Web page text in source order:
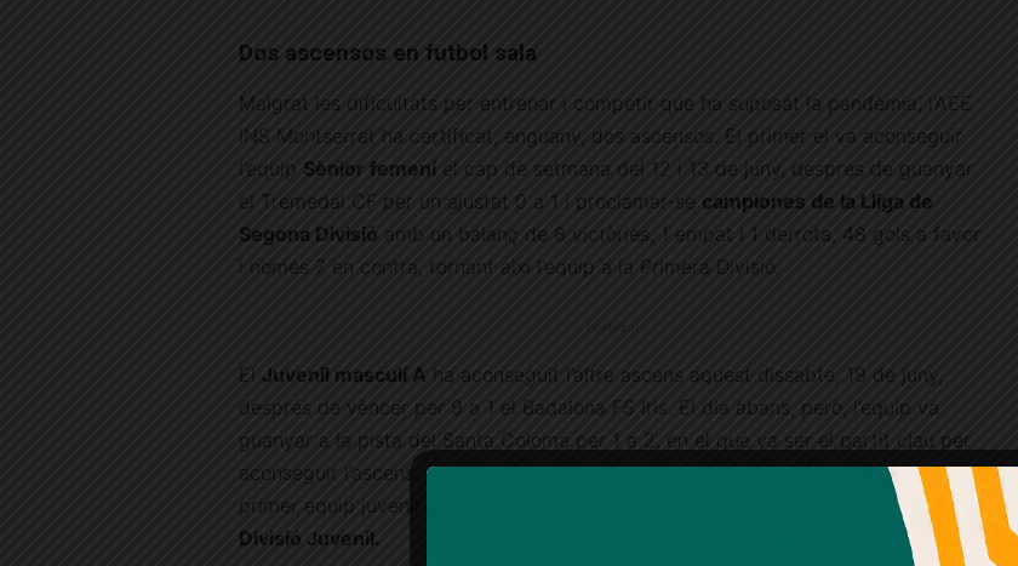
Dos ascensos en futbol sala
Malgrat les dificultats per entrenar i competir que ha suposat la pandèmia, l’AEE
INS Montserrat ha certificat, enguany, dos ascensos. El primer el va aconseguir
l’equip Sènior femení el cap de setmana del 12 i 13 de juny, després de guanyar
el Tremedal CF per un ajustat 0 a 1 i proclamar-se campiones de la Lliga de
Segona Divisió amb un balanç de 8 victòries, 1 empat i 1 derrota, 48 gols a favor
i només 7 en contra, tornant així l’equip a la Primera Divisió.
El Juvenil masculí A ha aconseguit l’altre ascens aquest dissabte, 19 de juny,
després de vèncer per 9 a 1 el Badalona FS Iris. El dia abans, però, l’equip va
guanyar a la pista del Santa Coloma per 1 a 2, en el que va ser el partit clau per
aconseguir l’ascens. Aquesta és la primera vegada en la història de l’entitat que el
primer equip juvenil masculí aconsegueix
arribar a disputar la lliga de Primera
Divisió Juvenil.